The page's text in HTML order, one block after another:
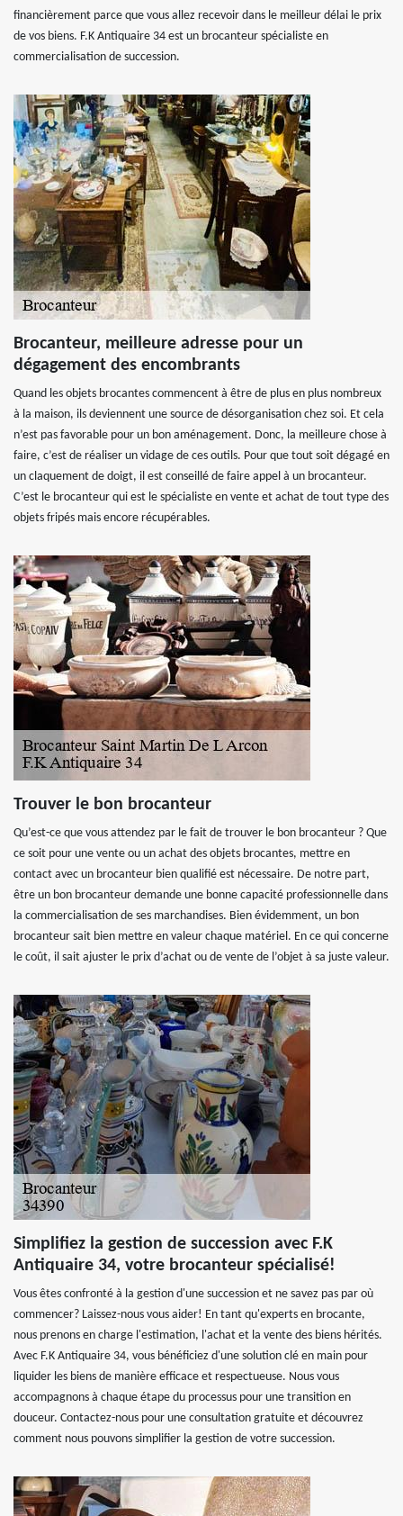
financièrement parce que vous allez recevoir dans le meilleur délai le prix
de vos biens. F.K Antiquaire 34 est un brocanteur spécialiste en
commercialisation de succession.
Brocanteur, meilleure adresse pour un
dégagement des encombrants
Quand les objets brocantes commencent à être de plus en plus nombreux
à la maison, ils deviennent une source de désorganisation chez soi. Et cela
n’est pas favorable pour un bon aménagement. Donc, la meilleure chose à
faire, c’est de réaliser un vidage de ces outils. Pour que tout soit dégagé en
un claquement de doigt, il est conseillé de faire appel à un brocanteur.
C’est le brocanteur qui est le spécialiste en vente et achat de tout type des
objets fripés mais encore récupérables.
Trouver le bon brocanteur
Qu’est-ce que vous attendez par le fait de trouver le bon brocanteur ? Que
ce soit pour une vente ou un achat des objets brocantes, mettre en
contact avec un brocanteur bien qualifié est nécessaire. De notre part,
être un bon brocanteur demande une bonne capacité professionnelle dans
la commercialisation de ses marchandises. Bien évidemment, un bon
brocanteur sait bien mettre en valeur chaque matériel. En ce qui concerne
le coût, il sait ajuster le prix d’achat ou de vente de l’objet à sa juste valeur.
Simplifiez la gestion de succession avec F.K
Antiquaire 34, votre brocanteur spécialisé!
Vous êtes confronté à la gestion d'une succession et ne savez pas par où
commencer? Laissez-nous vous aider! En tant qu'experts en brocante,
nous prenons en charge l'estimation, l'achat et la vente des biens hérités.
Avec F.K Antiquaire 34, vous bénéficiez d'une solution clé en main pour
liquider les biens de manière efficace et respectueuse. Nous vous
accompagnons à chaque étape du processus pour une transition en
douceur. Contactez-nous pour une consultation gratuite et découvrez
comment nous pouvons simplifier la gestion de votre succession.